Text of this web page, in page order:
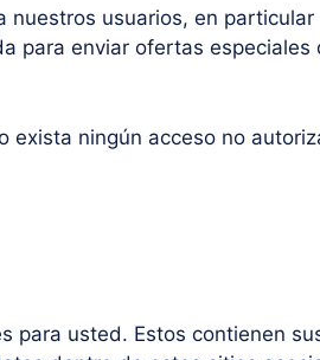
usuarios, en
para enviar ofertas
exista ningún acceso no
usted. Estos contienen